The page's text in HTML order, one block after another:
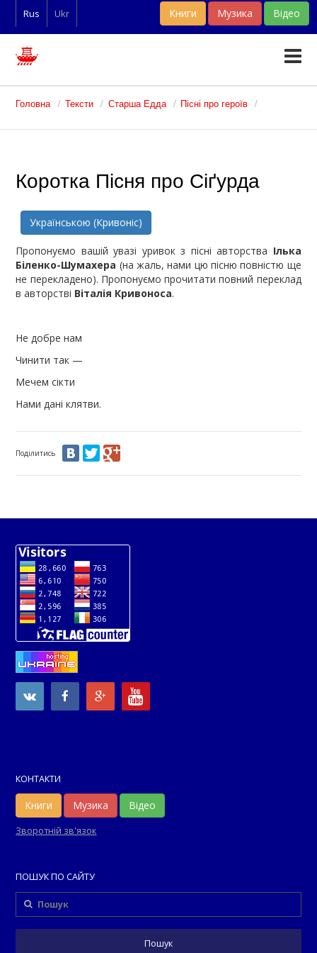
Rus Ukr Книги Музика Відео
Тексти
Фан-арт
Головна Тексти Старша Едда Пісні про героїв
Коротка Пісня про Сіґурда
Українською (Кривоніс)
Пропонуємо вашій увазі уривок з пісні авторства Ілька
Біленко-Шумахера (на жаль, нами цю пісню повністю ще
не перекладено). Пропонуємо прочитатиповний переклад
в авторстві Віталія Кривоноса.
Не добре нам
Чинити так —
Мечем сікти
Нами дані клятви.
Поділитись
КОНТАКТИ
Книги Музика Відео
Зворотній зв'язок
ПОШУК ПО САЙТУ